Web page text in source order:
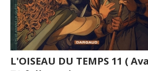
L'OISEAU DU TEMPS 11 (